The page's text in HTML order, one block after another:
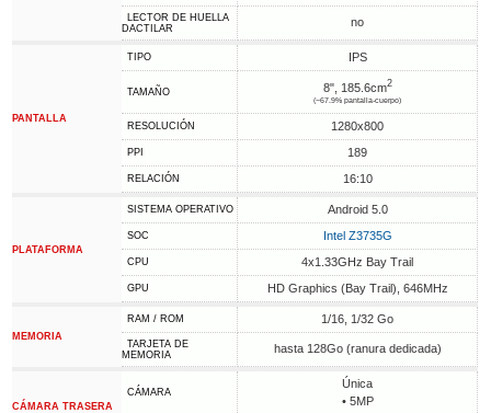
LECTOR DE HUELLA
DACTILAR
no
PANTALLA
TIPO IPS
TAMAÑO 8", 185.6cm2
(~67.9% pantalla-cuerpo)
RESOLUCIÓN 1280x800
PPI 189
RELACIÓN 16:10
PLATAFORMA
SISTEMA OPERATIVO Android 5.0
SOC Intel Z3735G
CPU 4x1.33GHz Bay Trail
GPU HD Graphics (Bay Trail), 646MHz
MEMORIA
RAM / ROM 1/16, 1/32 Go
TARJETA DE
MEMORIA
hasta 128Go (ranura dedicada)
CÁMARA TRASERA
CÁMARA
Única
• 5MP